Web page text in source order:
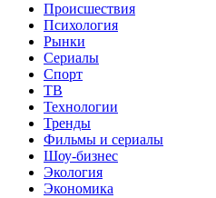
Происшествия
Психология
Рынки
Сериалы
Спорт
ТВ
Технологии
Тренды
Фильмы и сериалы
Шоу-бизнес
Экология
Экономика